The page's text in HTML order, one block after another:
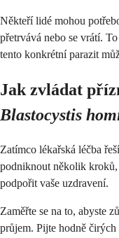
Někteří lidé mohou
přetrvává nebo se vrátí.
tento konkrétní parazit
Jak zvládat
Blastocystis
Zatímco lékařská léčba
podniknout několik kroků,
podpořit vaše uzdravení.
Zaměřte se na to, abyste
průjem. Pijte hodně